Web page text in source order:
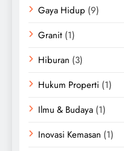
Gaya Hidup (9)
Granit (1)
Hiburan (3)
Hukum Properti (1)
Ilmu & Budaya (1)
Inovasi Kemasan (1)